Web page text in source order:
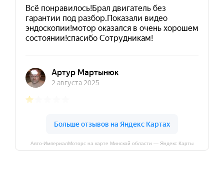
Авто-ИмпериалМоторс на карте Минской области — Яндекс Карты